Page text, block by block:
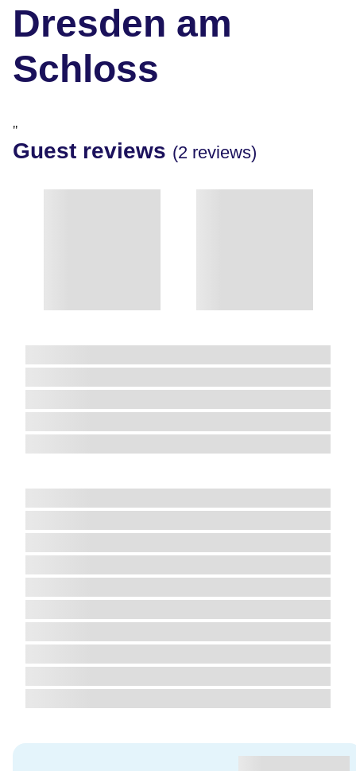
Dresden am
Schloss
"
Guest reviews (2 reviews)